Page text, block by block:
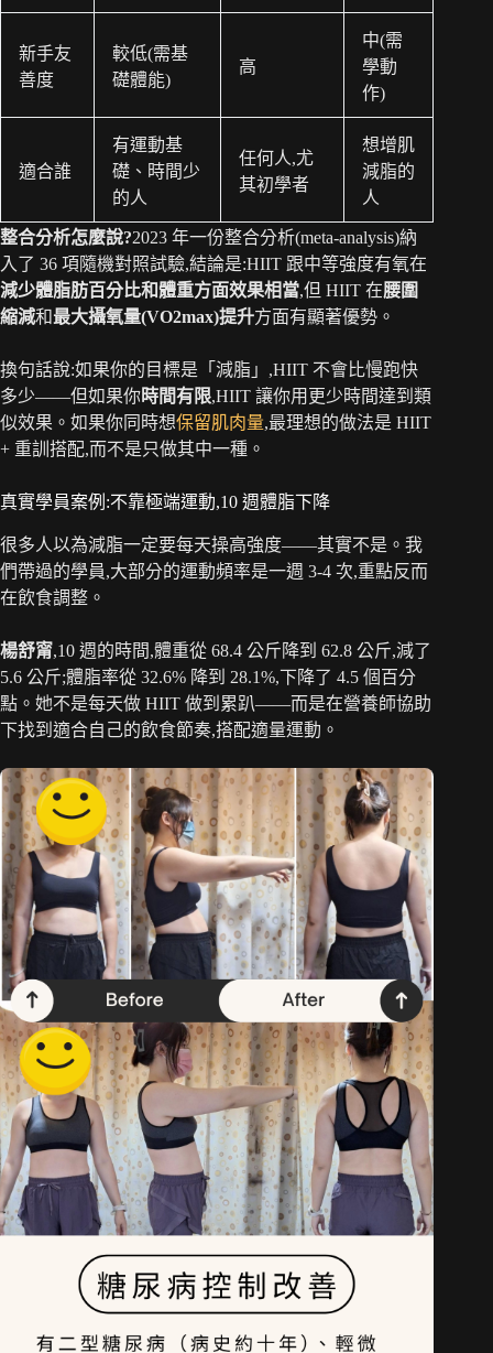
新手友
善度
較低(需基
礎體能)
高
中(需
學動
作)
適合誰
有運動基
礎、時間少
的人
任何人,尤
其初學者
想增肌
減脂的
人
整合分析怎麼說?2023 年一份整合分析(meta-analysis)納
入了 36 項隨機對照試驗,結論是:HIIT 跟中等強度有氧在
減少體脂肪百分比和體重方面效果相當,但 HIIT 在腰圍
縮減和最大攝氧量(VO2max)提升方面有顯著優勢。
換句話說:如果你的目標是「減脂」,HIIT 不會比慢跑快
多少——但如果你時間有限,HIIT 讓你用更少時間達到類
似效果。如果你同時想保留肌肉量,最理想的做法是 HIIT
+ 重訓搭配,而不是只做其中一種。
真實學員案例:不靠極端運動,10 週體脂下降
很多人以為減脂一定要每天操高強度——其實不是。我
們帶過的學員,大部分的運動頻率是一週 3-4 次,重點反而
在飲食調整。
楊舒甯,10 週的時間,體重從 68.4 公斤降到 62.8 公斤,減了
5.6 公斤;體脂率從 32.6% 降到 28.1%,下降了 4.5 個百分
點。她不是每天做 HIIT 做到累趴——而是在營養師協助
下找到適合自己的飲食節奏,搭配適量運動。